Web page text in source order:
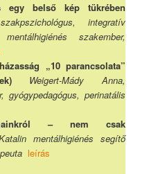
egy belső kép tükrében
integratív
szakember,
„10 parancsolata”
Weigert-Mády Anna,
gyógypedagógus, perinatális
– nem csak
mentálhigiénés segítő
leírás